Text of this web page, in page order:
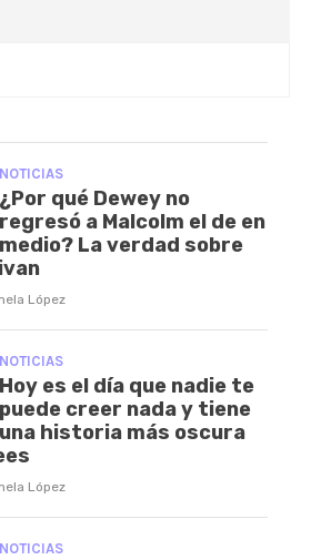
NOTICIAS
¿Por qué Dewey no
regresó a Malcolm el de en
medio? La verdad sobre
López
NOTICIAS
Hoy es el día que nadie te
puede creer nada y tiene
una historia más oscura
López
NOTICIAS